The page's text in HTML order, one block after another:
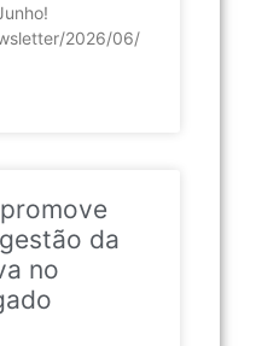
2026/06/
da
no